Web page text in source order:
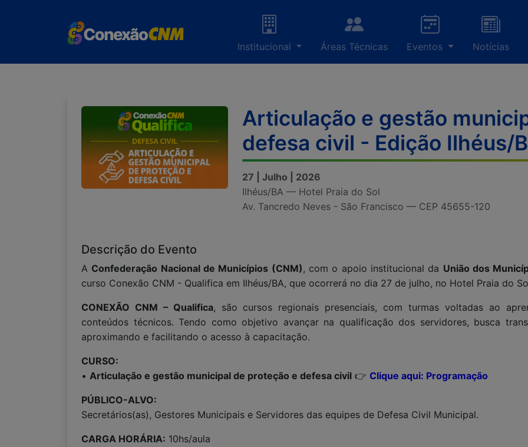
Institucional Áreas Técnicas Eventos Notícias
Articulação e gestão
defesa civil - Edição Ilhéus/
27 | Julho | 2026
Ilhéus/BA — Hotel Praia do Sol
Av. Tancredo Neves - São Francisco — CEP 45655-120
Descrição do Evento
A Confederação Nacional de Municípios (CNM), com o apoio institucional da União dos
curso Conexão CNM - Qualifica em Ilhéus/BA, que ocorrerá no dia 27 de julho, no Hotel Praia do
CONEXÃO CNM – Qualifica, são cursos regionais presenciais, com turmas voltadas ao
conteúdos técnicos. Tendo como objetivo avançar na qualificação dos servidores, busca
aproximando e facilitando o acesso à capacitação.
CURSO:
• Articulação e gestão municipal de proteção e defesa civil 👉 Clique aqui: Programação
PÚBLICO-ALVO:
Secretários(as), Gestores Municipais e Servidores das equipes de Defesa Civil Municipal.
CARGA HORÁRIA: 10hs/aula